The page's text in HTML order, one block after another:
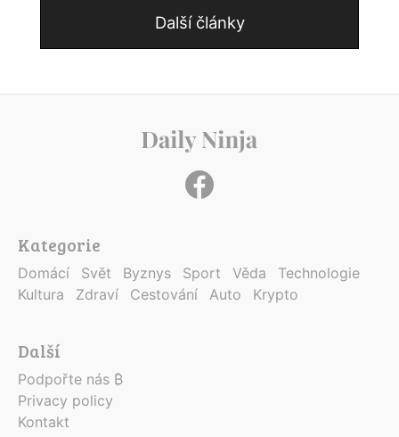
Další články
Kategorie
Domácí Svět Byznys Sport Věda
Technologie
Kultura
Zdraví Cestování Auto Krypto
Další
Podpořte nás ₿
Privacy policy
Kontakt